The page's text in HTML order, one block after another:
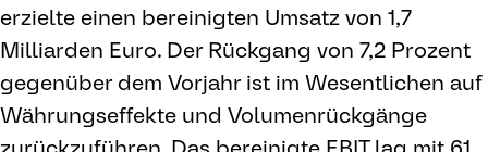
erzielte einen bereinigten Umsatz von 1,7
Milliarden Euro. Der Rückgang von 7,2 Prozent
gegenüber dem Vorjahr ist im Wesentlichen auf
Währungseffekte und Volumenrückgänge